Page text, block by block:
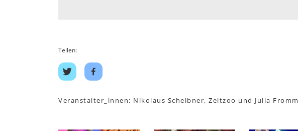
Teilen:
Auf
Twitter
Auf
Facebook
Veranstalter_innen: Nikolaus Scheibner, Zeitzoo und Julia Fromm